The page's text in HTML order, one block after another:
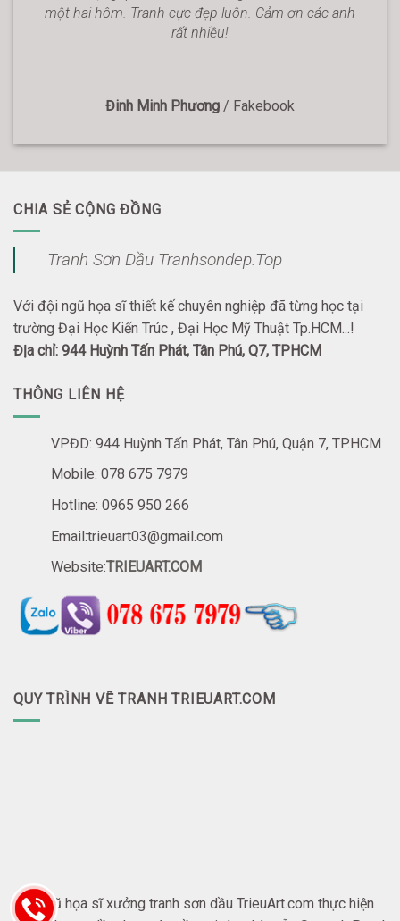
một hai hôm. Tranh cực đẹp luôn. Cảm ơn các anh
rất nhiều!
Đinh Minh Phương / Fakebook
CHIA SẺ CỘNG ĐỒNG
Tranh Sơn Dầu Tranhsondep.Top
Với đội ngũ họa sĩ thiết kế chuyên nghiệp đã từng học tại
trường Đại Học Kiến Trúc , Đại Học Mỹ Thuật Tp.HCM...!
Địa chỉ: 944 Huỳnh Tấn Phát, Tân Phú, Q7, TPHCM
THÔNG LIÊN HỆ
VPĐD: 944 Huỳnh Tấn Phát, Tân Phú, Quận 7, TP.HCM
Mobile: 078 675 7979
Hotline: 0965 950 266
Email:trieuart03@gmail.com
Website:TRIEUART.COM
QUY TRÌNH VẼ TRANH TRIEUART.COM
Đội ngũ họa sĩ xưởng tranh sơn dầu TrieuArt.com thực hiện